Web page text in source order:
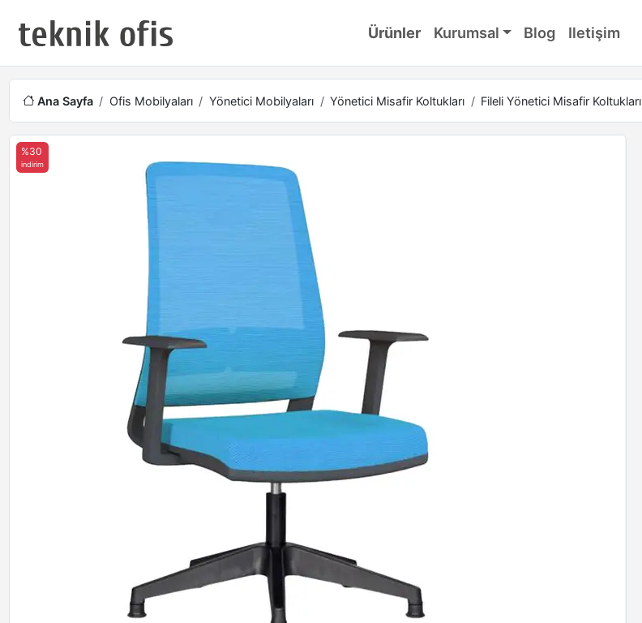
Ürünler Kurumsal Blog Iletişim
Ana Sayfa Ofis Mobilyaları Yönetici Mobilyaları Yönetici Misafir Koltukları Fileli Yönetici Misafir Koltukları
%30
indirim